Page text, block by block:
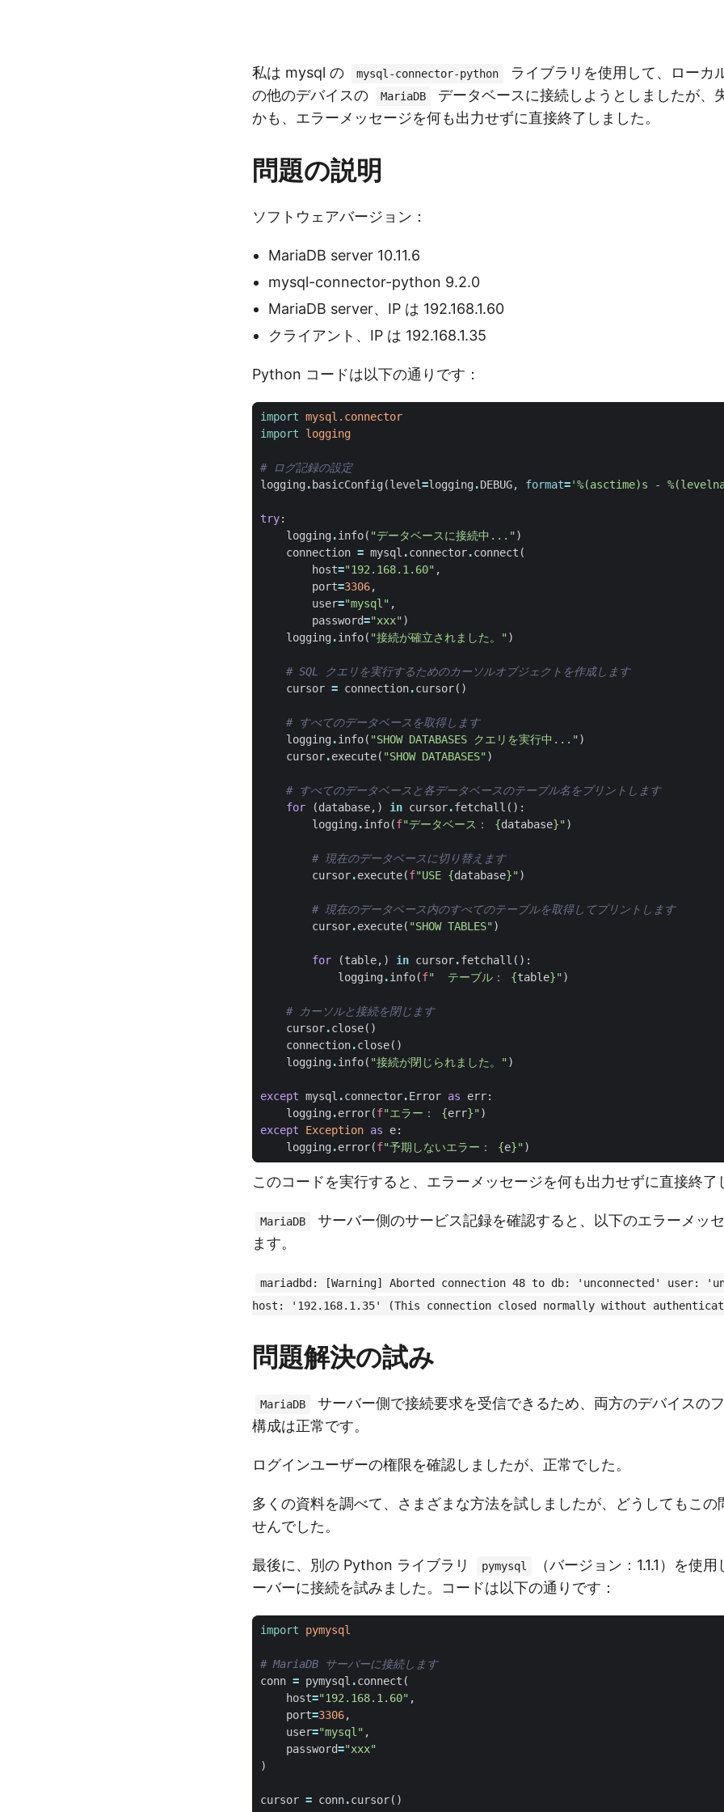
私は mysql の mysql-connector-python
ライブラリを使用して、ローカ
の他のデバイスの
MariaDB
データベースに接続しようとしましたが、
かも、エラーメッセージを何も出力せずに直接終了しました。
問題の説明
ソフトウェアバージョン：
MariaDB server 10.11.6
mysql-connector-python 9.2.0
MariaDB server、IP は 192.168.1.60
クライアント、IP は 192.168.1.35
Python コードは以下の通りです：
import mysql.connector
import
logging
# ログ記録の設定
logging . basicConfig (level=logging .DEBUG, format='%(asctime)s -
try:
logging .info( "データベースに接続中...")
connection = mysql .connector.connect (
host="192.168.1.60" ,
port=3306,
user="mysql" ,
password="xxx")
logging .info( "接続が確立されました。")
# SQL クエリを実行するためのカーソルオブジェクトを作成します
cursor = connection.cursor()
# すべてのデータベースを取得します
logging .info( "SHOW DATABASES クエリを実行中...")
cursor.execute( "SHOW DATABASES")
# すべてのデータベースと各データベースのテーブル名をプリントします
for
(database,) in cursor.fetchall ():
logging .info(f"データベース： {database}")
# 現在のデータベースに切り替えます
cursor.execute(f"USE {database}")
# 現在のデータベース内のすべてのテーブルを取得してプリントします
cursor.execute( "SHOW TABLES")
for (table,) in cursor.fetchall ():
logging .info(f"  テーブル： {table}")
# カーソルと接続を閉じます
cursor.close()
connection.close()
logging .info( "接続が閉じられました。")
except mysql .connector.Error as err:
logging .error(f"エラー： {err}")
except
Exception as e:
logging .error(f"予期しないエラー： {e}")
このコードを実行すると、エラーメッセージを何も出力せずに直接終了
MariaDB
サーバー側のサービス記録を確認すると、以下のエラーメッ
ます。
mariadbd: [Warning] Aborted connection 48 to db: 'unconnected' user:
host: '192.168.1.35' (This connection closed normally without
問題解決の試み
MariaDB
サーバー側で接続要求を受信できるため、両方のデバイスの
構成は正常です。
ログインユーザーの権限を確認しましたが、正常でした。
多くの資料を調べて、さまざまな方法を試しましたが、どうしてもこの
せんでした。
最後に、別の Python ライブラリ pymysql （バージョン：1.1.1）を使用
ーバーに接続を試みました。コードは以下の通りです：
import pymysql
# MariaDB サーバーに接続します
conn = pymysql .connect (
host="192.168.1.60" ,
port=3306,
user="mysql" ,
password="xxx"
)
cursor = conn.cursor()